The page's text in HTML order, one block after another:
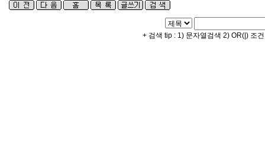
+ 검색 tip : 1) 문자열검색 2) OR(|) 조